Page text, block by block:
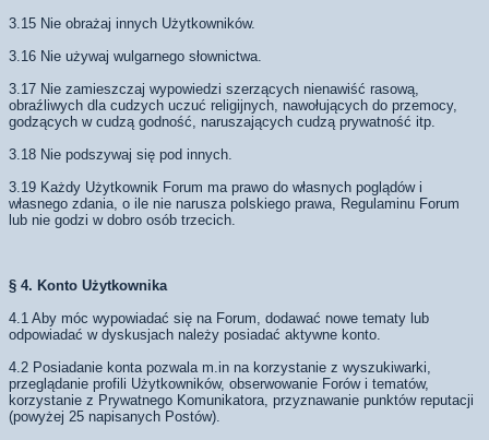
3.15 Nie obrażaj innych Użytkowników.
3.16 Nie używaj wulgarnego słownictwa.
3.17 Nie zamieszczaj wypowiedzi szerzących nienawiść rasową,
obraźliwych dla cudzych uczuć religijnych, nawołujących do przemocy,
godzących w cudzą godność, naruszających cudzą prywatność itp.
3.18 Nie podszywaj się pod innych.
3.19 Każdy Użytkownik Forum ma prawo do własnych poglądów i
własnego zdania, o ile nie narusza polskiego prawa, Regulaminu Forum
lub nie godzi w dobro osób trzecich.
§ 4. Konto Użytkownika
4.1 Aby móc wypowiadać się na Forum, dodawać nowe tematy lub
odpowiadać w dyskusjach należy posiadać aktywne konto.
4.2 Posiadanie konta pozwala m.in na korzystanie z wyszukiwarki,
przeglądanie profili Użytkowników, obserwowanie Forów i tematów,
korzystanie z Prywatnego Komunikatora, przyznawanie punktów reputacji
(powyżej 25 napisanych Postów).